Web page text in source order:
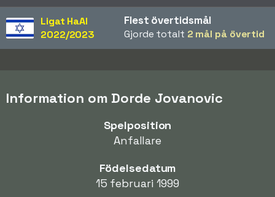
Ligat HaAl
2022/2023
Flest övertidsmål
Gjorde totalt 2 mål på övertid
Information om Dorde Jovanovic
Spelposition
Anfallare
Födelsedatum
15 februari 1999